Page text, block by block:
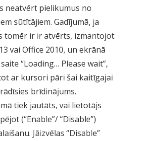
neatvērt pielikumus no
sūtītājiem. Gadījumā, ja
tomēr ir ir atvērts, izmantojot
vai Office 2010, un ekrānā
“Loading… Please wait”,
ar kursori pāri šai kaitīgajai
brīdinājums.
tiek jautāts, vai lietotājs
(“Enable”/ “Disable”)
Jāizvēlas “Disable”